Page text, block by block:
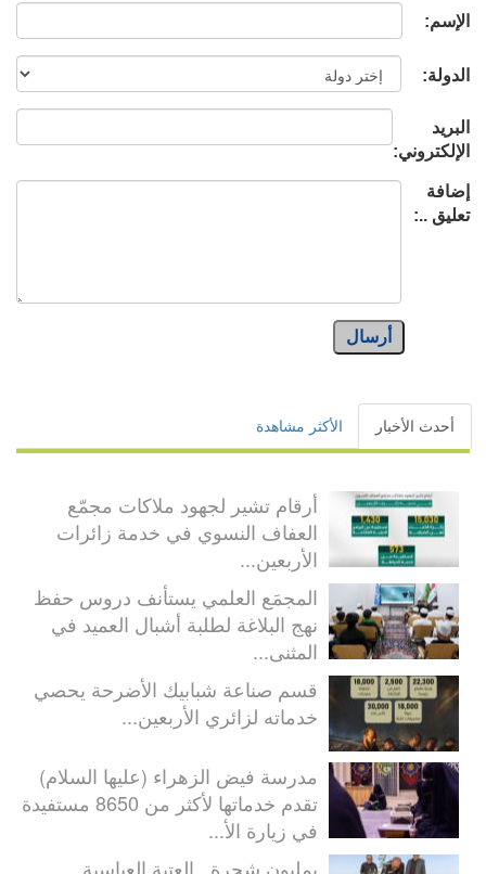
الإسم:
الدولة:
البريد
الإلكتروني:
إضافة
تعليق ..:
أرسال
أحدث الأخبار الأكثر مشاهدة
أرقام تشير لجهود ملاكات مجمّع
العفاف النسوي في خدمة زائرات
الأربعين...
المجمَع العلمي يستأنف دروس حفظ
نهج البلاغة لطلبة أشبال العميد في
المثنى...
قسم صناعة شبابيك الأضرحة يحصي
خدماته لزائري الأربعين...
مدرسة فيض الزهراء (عليها السلام)
تقدم خدماتها لأكثر من 8650 مستفيدة
في زيارة الأ...
بمليون شجرة.. العتبة العباسية